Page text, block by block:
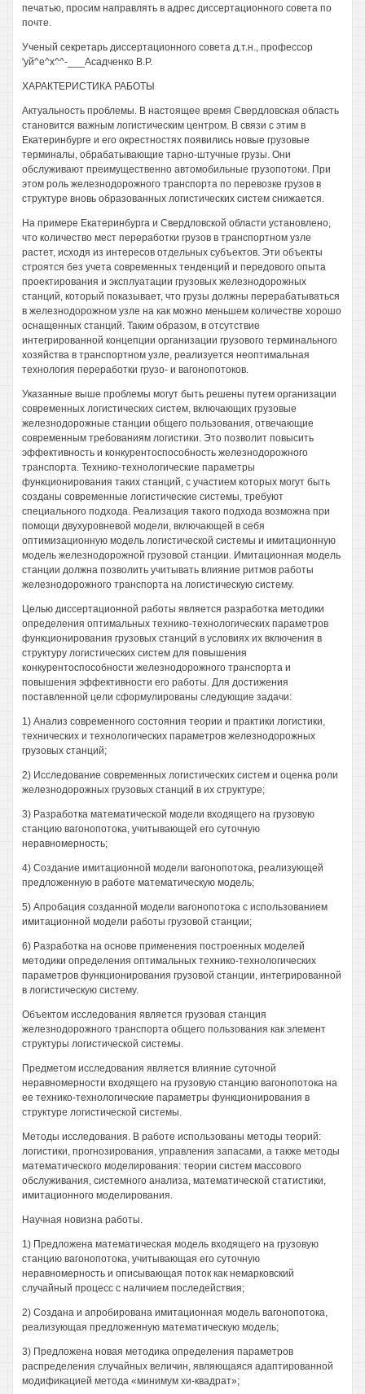
печатью, просим направлять в адрес диссертационного совета по
почте.
Ученый секретарь диссертационного совета д.т.н., профессор
'уй^е^х^^-___Асадченко В.Р.
ХАРАКТЕРИСТИКА РАБОТЫ
Актуальность проблемы. В настоящее время Свердловская область
становится важным логистическим центром. В связи с этим в
Екатеринбурге и его окрестностях появились новые грузовые
терминалы, обрабатывающие тарно-штучные грузы. Они
обслуживают преимущественно автомобильные грузопотоки. При
этом роль железнодорожного транспорта по перевозке грузов в
структуре вновь образованных логистических систем снижается.
На примере Екатеринбурга и Свердловской области установлено,
что количество мест переработки грузов в транспортном узле
растет, исходя из интересов отдельных субъектов. Эти объекты
строятся без учета современных тенденций и передового опыта
проектирования и эксплуатации грузовых железнодорожных
станций, который показывает, что грузы должны перерабатываться
в железнодорожном узле на как можно меньшем количестве хорошо
оснащенных станций. Таким образом, в отсутствие
интегрированной концепции организации грузового терминального
хозяйства в транспортном узле, реализуется неоптимальная
технология переработки грузо- и вагонопотоков.
Указанные выше проблемы могут быть решены путем организации
современных логистических систем, включающих грузовые
железнодорожные станции общего пользования, отвечающие
современным требованиям логистики. Это позволит повысить
эффективность и конкурентоспособность железнодорожного
транспорта. Технико-технологические параметры
функционирования таких станций, с участием которых могут быть
созданы современные логистические системы, требуют
специального подхода. Реализация такого подхода возможна при
помощи двухуровневой модели, включающей в себя
оптимизационную модель логистической системы и имитационную
модель железнодорожной грузовой станции. Имитационная модель
станции должна позволить учитывать влияние ритмов работы
железнодорожного транспорта на логистическую систему.
Целью диссертационной работы является разработка методики
определения оптимальных технико-технологических параметров
функционирования грузовых станций в условиях их включения в
структуру логистических систем для повышения
конкурентоспособности железнодорожного транспорта и
повышения эффективности его работы. Для достижения
поставленной цели сформулированы следующие задачи:
1) Анализ современного состояния теории и практики логистики,
технических и технологических параметров железнодорожных
грузовых станций;
2) Исследование современных логистических систем и оценка роли
железнодорожных грузовых станций в их структуре;
3) Разработка математической модели входящего на грузовую
станцию вагонопотока, учитывающей его суточную
неравномерность;
4) Создание имитационной модели вагонопотока, реализующей
предложенную в работе математическую модель;
5) Апробация созданной модели вагонопотока с использованием
имитационной модели работы грузовой станции;
6) Разработка на основе применения построенных моделей
методики определения оптимальных технико-технологических
параметров функционирования грузовой станции, интегрированной
в логистическую систему.
Объектом исследования является грузовая станция
железнодорожного транспорта общего пользования как элемент
структуры логистической системы.
Предметом исследования является влияние суточной
неравномерности входящего на грузовую станцию вагонопотока на
ее технико-технологические параметры функционирования в
структуре логистической системы.
Методы исследования. В работе использованы методы теорий:
логистики, прогнозирования, управления запасами, а также методы
математического моделирования: теории систем массового
обслуживания, системного анализа, математической статистики,
имитационного моделирования.
Научная новизна работы.
1) Предложена математическая модель входящего на грузовую
станцию вагонопотока, учитывающая его суточную
неравномерность и описывающая поток как немарковский
случайный процесс с наличием последействия;
2) Создана и апробирована имитационная модель вагонопотока,
реализующая предложенную математическую модель;
3) Предложена новая методика определения параметров
распределения случайных величин, являющаяся адаптированной
модификацией метода «минимум хи-квадрат»;